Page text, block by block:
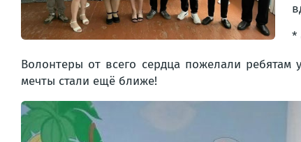
*
Волонтеры от всего сердца пожелали ребятам
мечты стали ещё ближе!